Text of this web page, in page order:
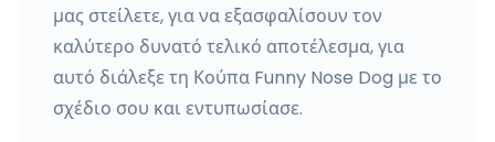
μας στείλετε, για να εξασφαλίσουν τον
καλύτερο δυνατό τελικό αποτέλεσμα, για
αυτό διάλεξε τη Κούπα Funny Nose Dog με το
σχέδιο σου και εντυπωσίασε.